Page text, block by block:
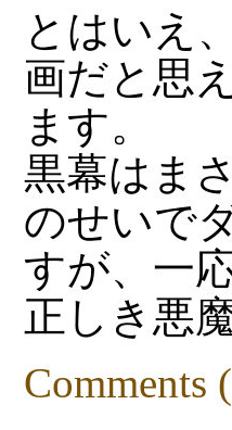
とはいえ
画だと思
ます。
黒幕はま
のせいで
すが、一
正しき悪
Comments